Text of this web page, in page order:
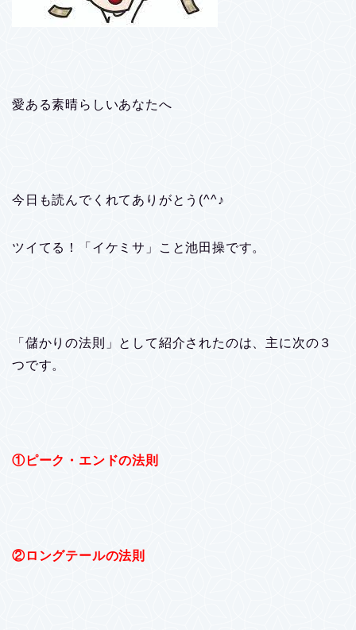
愛ある素晴らしいあなたへ
今日も読んでくれてありがとう(^^♪
ツイてる！「イケミサ」こと池田操です。
「儲かりの法則」として紹介されたのは、主に次の３
つです。
①ピーク・エンドの法則
②ロングテールの法則